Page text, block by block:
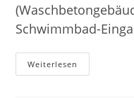
Schwimmbad-
Weiterlesen
Der